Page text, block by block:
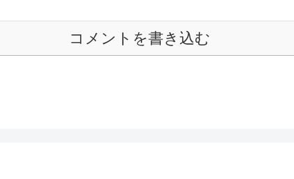
コメントを書き込む